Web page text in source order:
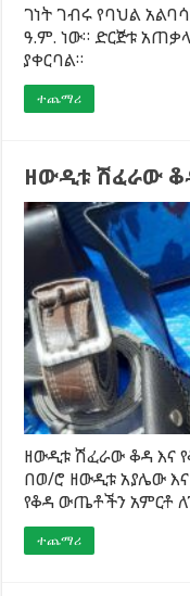
ገነት ገብሩ የባህል
ዓ.ም. ነው። ድርጅቱ
ያቀርባል።
ተጨማሪ
ዘውዲቱ ሽፈራው
ዘውዲቱ ሽፈራው ቆዳ እና
በወ/ሮ ዘውዲቱ አያሌው
የቆዳ ውጤቶችን አምርቶ
ተጨማሪ